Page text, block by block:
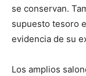
se conservan.
supuesto tesoro
evidencia de su
Los amplios